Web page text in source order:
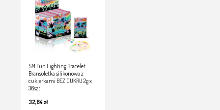
SM Fun Lighting Bracelet
Bransoletka silikonowa z
cukierkami BEZ CUKRU 2g x
36szt
32,84 zł